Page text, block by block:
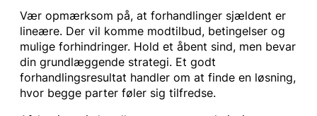
Vær opmærksom på, at forhandlinger sjældent er
lineære. Der vil komme modtilbud, betingelser og
mulige forhindringer. Hold et åbent sind, men bevar
din grundlæggende strategi. Et godt
forhandlingsresultat handler om at finde en løsning,
hvor begge parter føler sig tilfredse.